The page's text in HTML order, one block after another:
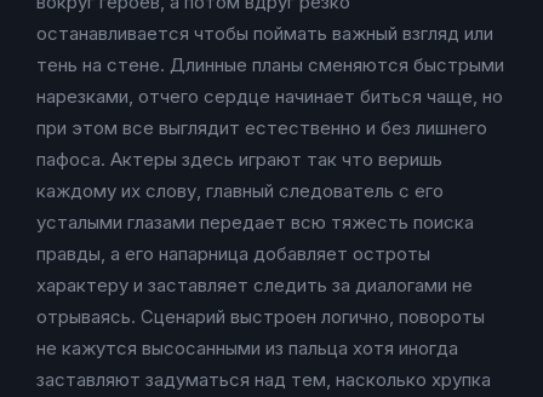
останавливается чтобы поймать важный взгляд или
тень на стене. Длинные планы сменяются быстрыми
нарезками, отчего сердце начинает биться чаще, но
при этом все выглядит естественно и без лишнего
пафоса. Актеры здесь играют так что веришь
каждому их слову, главный следователь с его
усталыми глазами передает всю тяжесть поиска
правды, а его напарница добавляет остроты
характеру и заставляет следить за диалогами не
отрываясь. Сценарий выстроен логично, повороты
не кажутся высосанными из пальца хотя иногда
заставляют задуматься над тем, насколько хрупка